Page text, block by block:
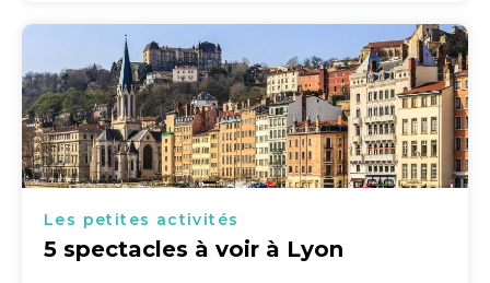
Les petites activités
5 spectacles à voir à Lyon